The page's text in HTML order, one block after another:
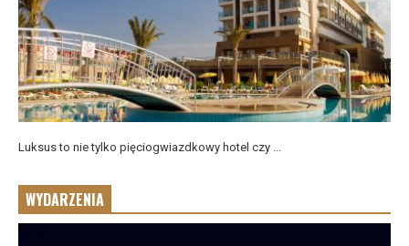
Luksus to nie tylko pięciogwiazdkowy hotel czy ...
WYDARZENIA